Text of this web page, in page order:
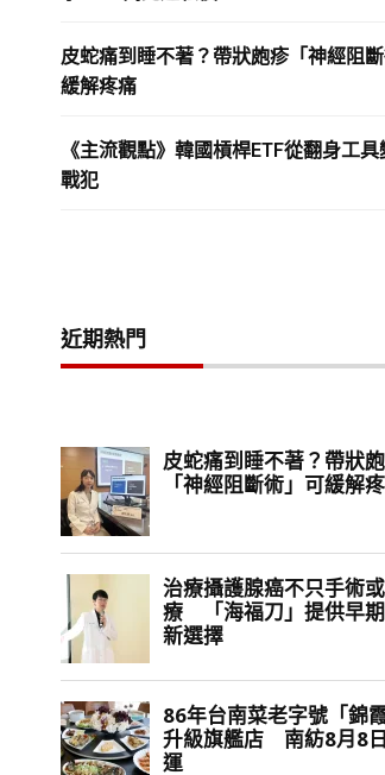
皮蛇痛到睡不著？帶狀皰疹「神經阻
緩解疼痛
《主流觀點》韓國槓桿ETF從翻身工
戰犯
近期熱門